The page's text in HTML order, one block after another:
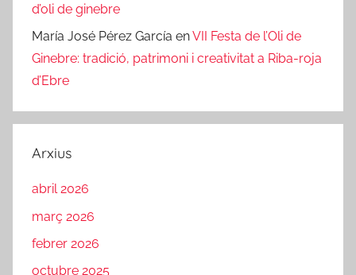
d’oli de ginebre
María José Pérez García enVII Festa de l’Oli de
Ginebre: tradició, patrimoni i creativitat a Riba-roja
d’Ebre
Arxius
abril 2026
març 2026
febrer 2026
octubre 2025